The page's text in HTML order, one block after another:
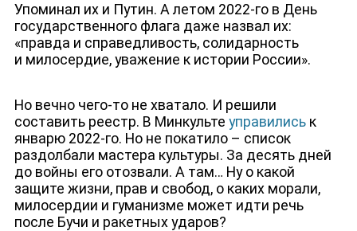
Упоминал их и Путин. А летом 2022-го в День
государственного флага даже назвал их:
«правда и справедливость, солидарность
и милосердие, уважение к истории России».
Но вечно чего-то не хватало. И решили
составить реестр. В Минкульте управилиськ
январю 2022-го. Но не покатило – список
раздолбали мастера культуры. За десять дней
до войны его отозвали. А там… Ну о какой
защите жизни, прав и свобод, о каких морали,
милосердии и гуманизме может идти речь
после Бучи и ракетных ударов?